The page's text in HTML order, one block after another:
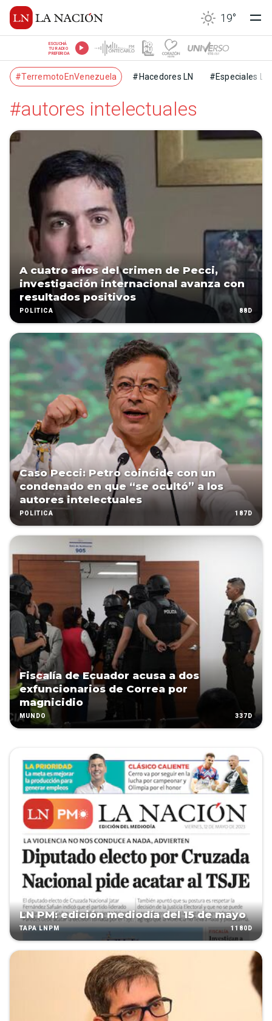
19°
ESCUCHÁ
TU RADIO
PREFERIDA
#TerremotoEnVenezuela #Hacedores LN #Especiales LN
#autores intelectuales
A cuatro años del crimen de Pecci,
investigación internacional avanza con
resultados positivos
POLÍTICA 88D
Caso Pecci: Petro coincide con un
condenado en que “se ocultó” a los
autores intelectuales
POLÍTICA 187D
Fiscalía de Ecuador acusa a dos
exfuncionarios de Correa por
magnicidio
MUNDO 337D
LN PM: edición mediodía del 15 de mayo
TAPA LNPM 1180D